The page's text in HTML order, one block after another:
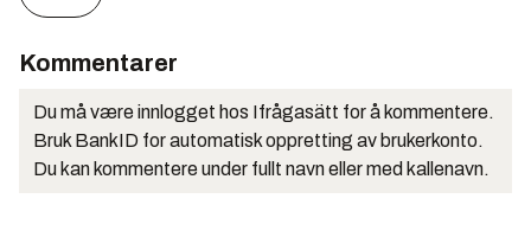
Kommentarer
Du må være innlogget hos Ifrågasätt for å kommentere.
Bruk BankID for automatisk oppretting av brukerkonto.
Du kan kommentere under fullt navn eller med kallenavn.